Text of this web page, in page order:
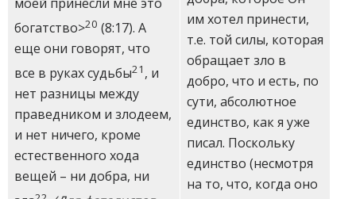
богатство>20 (8:17). А
еще они говорят, что
все в руках судьбы21 , и
нет разницы между
праведником и злодеем,
и нет ничего, кроме
естественного хода
вещей – ни добра, ни
им хотел принести,
т.е. той силы, которая
обращает зло в
добро, что и есть, по
сути, абсолютное
единство, как я уже
писал. Поскольку
единство (несмотря
на то, что, когда оно